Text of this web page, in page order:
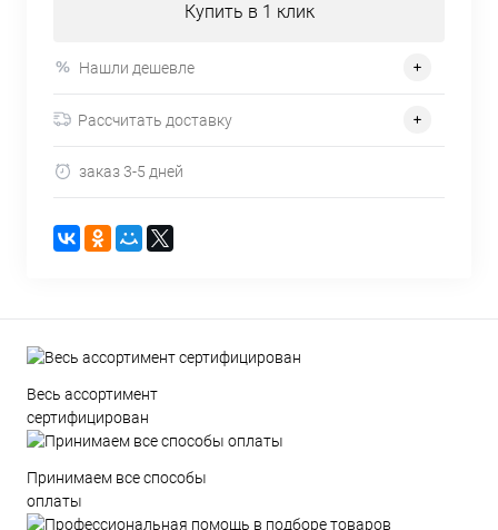
Купить в 1 клик
Нашли дешевле
Рассчитать доставку
заказ 3-5 дней
Весь ассортимент
сертифицирован
Принимаем все способы
оплаты